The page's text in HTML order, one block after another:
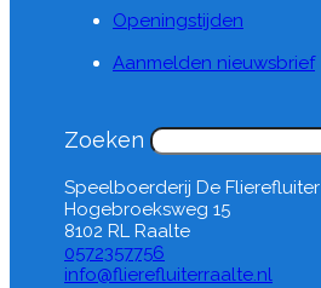
Openingstijden
Aanmelden nieuwsbrief
Zoeken
Speelboerderij De Flierefluiter
Hogebroeksweg 15
8102 RL Raalte
0572357756
info@flierefluiterraalte.nl